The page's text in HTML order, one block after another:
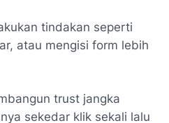
tindakan seperti
atau mengisi form lebih
trust jangka
sekedar klik sekali lalu